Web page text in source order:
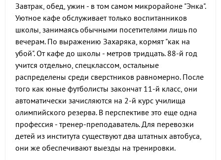
Завтрак, обед, ужин - в том самом микрорайоне "Энка".
Уютное кафе обслуживает только воспитанников
школы, занимаясь обычными посетителями лишь по
вечерам. По выражению Захаряка, кормят "как на
убой". От кафе до школы - метров тридцать. 88-й год
учится отдельно, спецклассом, остальные
распределены среди сверстников равномерно. После
того как юные футболисты закончат 11-й класс, они
автоматически зачисляются на 2-й курс училища
олимпийского резерва. В перспективе это еще одна
профессия - тренер-преподаватель. Для перевозки
детей из института существуют два штатных автобуса,
они же обеспечивают выезды на тренировки.